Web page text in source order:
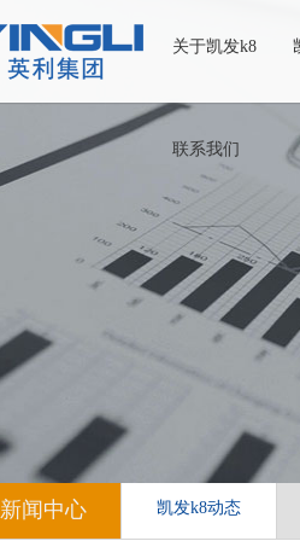
关于凯发k8
联系我们
新闻中心 凯发k8动态